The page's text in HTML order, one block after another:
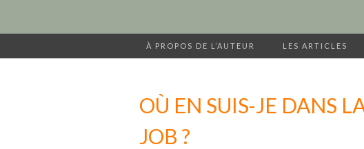
À PROPOS DE L’AUTEUR LES ARTICLES
OÙ EN SUIS-JE DANS
JOB ?